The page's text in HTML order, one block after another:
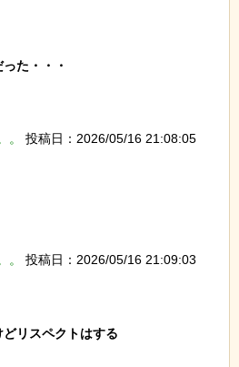
た・・・
。
投稿日：2026/05/16 21:08:05
。
投稿日：2026/05/16 21:09:03
リスペクトはする